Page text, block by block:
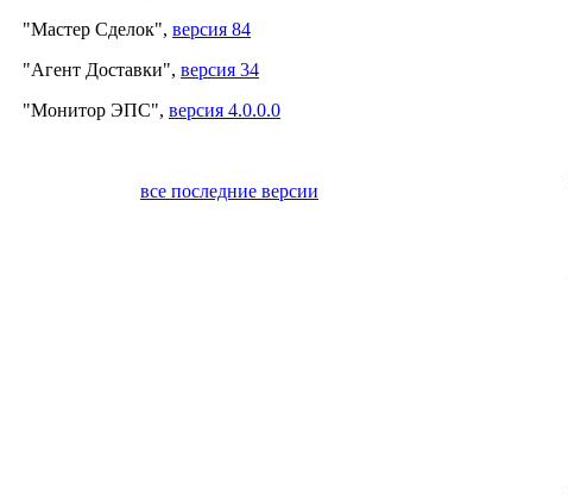
"Мастер Сделок", версия 84
"Агент Доставки", версия 34
"Монитор ЭПС", версия 4.0.0.0
все последние версии